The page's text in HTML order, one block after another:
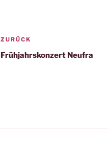
Beitragsnavigation
Vorheriger
Beitrag
ZURÜCK
Frühjahrskonzert Neufra